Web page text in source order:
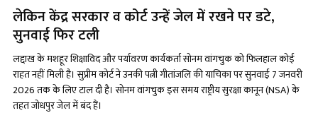
लेकिन केंद्र सरकार व कोर्ट उन्हें जेल में रखने पर डटे,
सुनवाई फिर टली
लद्दाख के मशहूर शिक्षाविद और पर्यावरण कार्यकर्ता सोनम वांगचुक को फिलहाल कोई
राहत नहीं मिली है। सुप्रीम कोर्ट ने उनकी पत्नी गीतांजलि की याचिका पर सुनवाई 7 जनवरी
2026 तक के लिए टाल दी है। सोनम वांगचुक इस समय राष्ट्रीय सुरक्षा कानून (NSA) के
तहत जोधपुर जेल में बंद हैं।